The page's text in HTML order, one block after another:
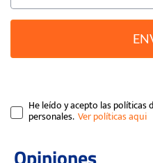
He leído y acepto las
personales.